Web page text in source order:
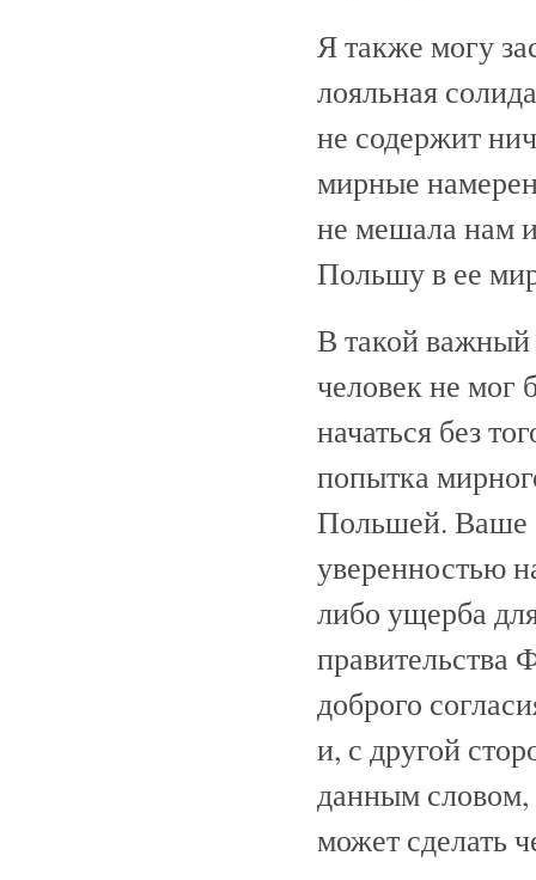
Я также могу
лояльная
не содержит
мирные
не мешала нам
Польшу в ее
В такой важный
человек не мог
начаться без
попытка
Польшей. Ваше
уверенностью
либо ущерба
правительства
доброго
и, с другой
данным словом,
может сделать